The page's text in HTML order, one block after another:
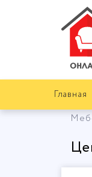
Главная